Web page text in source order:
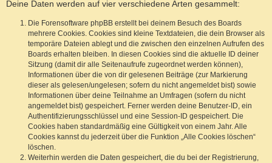
Deine Daten werden auf vier verschiedene Arten gesammelt:
Die Forensoftware phpBB erstellt bei deinem Besuch des Boards
mehrere Cookies. Cookies sind kleine Textdateien, die dein Browser als
temporäre Dateien ablegt und die zwischen den einzelnen Aufrufen des
Boards erhalten bleiben. In diesen Cookies sind die aktuelle ID deiner
Sitzung (damit dir alle Seitenaufrufe zugeordnet werden können),
Informationen über die von dir gelesenen Beiträge (zur Markierung
dieser als gelesen/ungelesen; sofern du nicht angemeldet bist) sowie
Informationen über deine Teilnahme an Umfragen (sofern du nicht
angemeldet bist) gespeichert. Ferner werden deine Benutzer-ID, ein
Authentifizierungsschlüssel und eine Session-ID gespeichert. Die
Cookies haben standardmäßig eine Gültigkeit von einem Jahr. Alle
Cookies kannst du jederzeit über die Funktion „Alle Cookies löschen“
löschen.
Weiterhin werden die Daten gespeichert, die du bei der Registrierung,